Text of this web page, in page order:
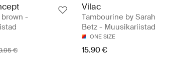
-
€
Vilac
Tambourine by Sarah
Betz - Muusikariistad
ONE SIZE
15.90 €